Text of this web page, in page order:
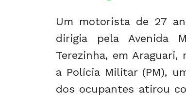
Um motorista de 27
dirigia pela Avenida
Terezinha, emAraguari,
a Polícia Militar (PM),
dos ocupantes atirou